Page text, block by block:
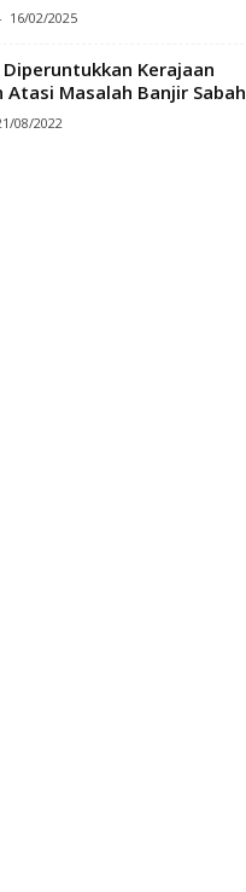
16/02/2025
Diperuntukkan Kerajaan
Atasi Masalah Banjir Sabah
08/2022